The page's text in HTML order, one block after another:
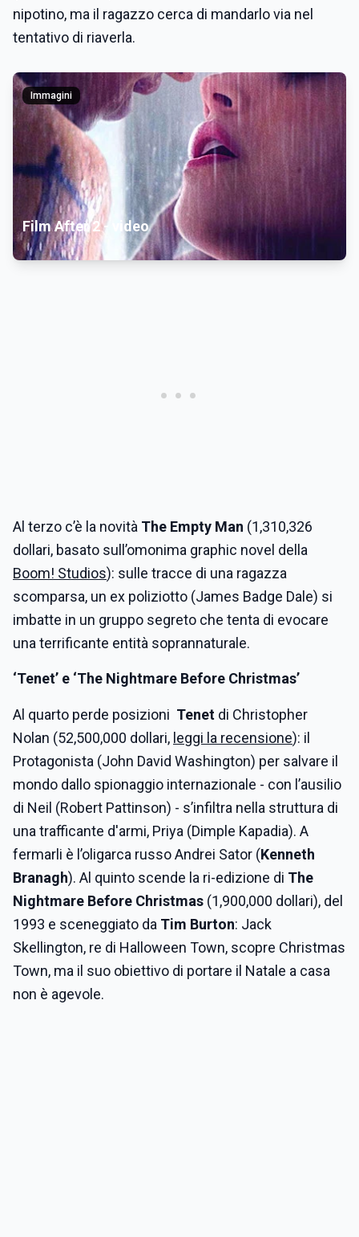
nipotino, ma il ragazzo cerca di mandarlo via nel
tentativo di riaverla.
Immagini
Film After 2 - video
Al terzo c’è la novità The Empty Man (1,310,326
dollari, basato sull’omonima graphic novel della
Boom! Studios): sulle tracce di una ragazza
scomparsa, un ex poliziotto (James Badge Dale) si
imbatte in un gruppo segreto che tenta di evocare
una terrificante entità soprannaturale.
‘Tenet’ e ‘The Nightmare Before Christmas’
Al quarto perde posizioni Tenet di Christopher
Nolan (52,500,000 dollari, leggi la recensione): il
Protagonista (John David Washington) per salvare il
mondo dallo spionaggio internazionale - con l’ausilio
di Neil (Robert Pattinson) - s’infiltra nella struttura di
una trafficante d'armi, Priya (Dimple Kapadia). A
fermarli è l’oligarca russo Andrei Sator (Kenneth
Branagh). Al quinto scende la ri-edizione di The
Nightmare Before Christmas (1,900,000 dollari), del
1993 e sceneggiato da Tim Burton: Jack
Skellington, re di Halloween Town, scopre Christmas
Town, ma il suo obiettivo di portare il Natale a casa
non è agevole.